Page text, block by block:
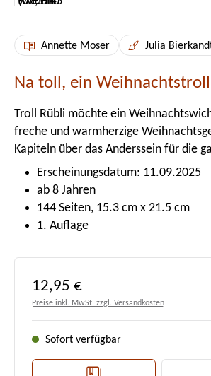
Annette Moser Julia
Na toll, ein
Troll Rübli möchte ein
freche und warmherzige
Kapiteln über das Anderssein für die
Erscheinungsdatum: 11.09.2025
ab 8 Jahren
144 Seiten, 15.3 cm x 21.5 cm
1. Auflage
Regulärer Preis:
12,95 €
Preise inkl. MwSt. zzgl. Versandkosten
Sofort verfügbar